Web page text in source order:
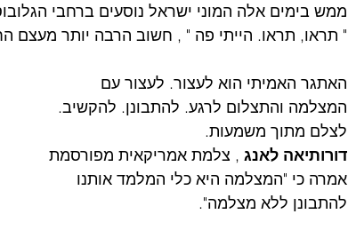
ממש בימים אלה המוני ישראל נוסעים ברחבי
" תראו, תראו. הייתי פה " , חשוב הרבה יותר מעצם
האתגר האמיתי הוא לעצור. לעצור עם
המצלמה והתצלום לרגע. להתבונן. להקשיב.
לצלם מתוך משמעות.
דורותיאה לאנג , צלמת אמריקאית מפורסמת
אמרה כי "המצלמה היא כלי המלמד אותנו
להתבונן ללא מצלמה".